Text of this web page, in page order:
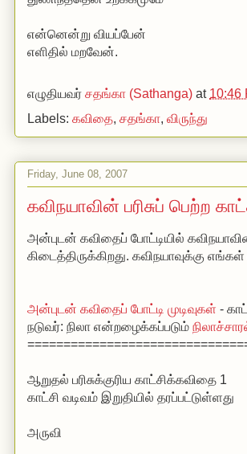
என்னென்று வியப்பேன்
எளிதில் மறவேன்.
எழுதியவர் சதங்கா (Sathanga) at 10:46
Labels: கவிதை, சதங்கா, விருந்து
Friday, June 08, 2007
கவிநயாவின் பரிசுப் பெற்ற
அன்புடன் கவிதைப் போட்டியில்
கிடைத்திருக்கிறது. கவிநயாவுக்கு
அன்புடன் கவிதைப் போட்டி முடிவுகள் -
நடுவர்: நிலா என்றழைக்கப்படும்
ஆறுதல் பரிசுக்குரிய காட்சிக்கவிதை 1
காட்சி வடிவம் இறுதியில் தரப்பட்டுள்ளது
அருவி